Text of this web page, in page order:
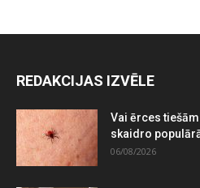
REDAKCIJAS IZVĒLE
Vai ērces
skaidro
06/08/2026